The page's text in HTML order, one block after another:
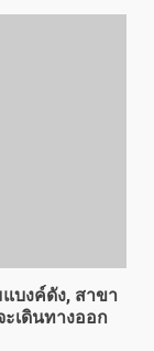
บงค์ดัง, สาขา
เดินทางออก